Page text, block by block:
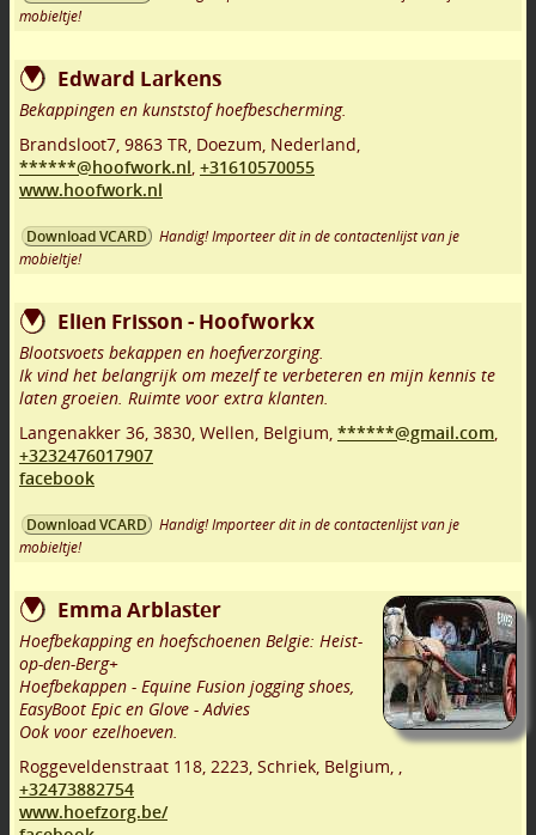
mobieltje!
Edward Larkens
Bekappingen en kunststof hoefbescherming.
Brandsloot7, 9863 TR, Doezum, Nederland,
******@hoofwork.nl, +31610570055
www.hoofwork.nl
Download VCARD
Handig! Importeer dit in de contactenlijst van je
mobieltje!
Elien Frisson - Hoofworkx
Blootsvoets bekappen en hoefverzorging.
Ik vind het belangrijk om mezelf te verbeteren en mijn kennis te
laten groeien. Ruimte voor extra klanten.
Langenakker 36, 3830, Wellen, Belgium, ******@gmail.com,
+3232476017907
facebook
Download VCARD
Handig! Importeer dit in de contactenlijst van je
mobieltje!
Emma Arblaster
Hoefbekapping en hoefschoenen Belgie: Heist-
op-den-Berg+
Hoefbekappen - Equine Fusion jogging shoes,
EasyBoot Epic en Glove - Advies
Ook voor ezelhoeven.
Roggeveldenstraat 118, 2223, Schriek, Belgium, ,
+32473882754
www.hoefzorg.be/